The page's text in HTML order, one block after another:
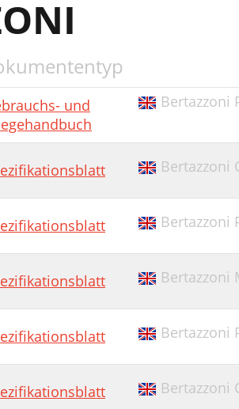
und
Bertazzoni
Bertazzoni
Bertazzoni
Bertazzoni
Bertazzoni
Bertazzoni